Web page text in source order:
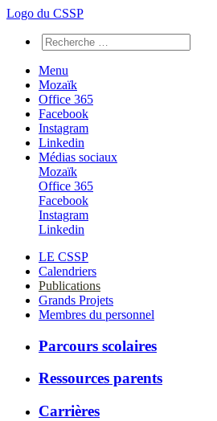
Logo du CSSP
Menu
Mozaïk
Office 365
Facebook
Instagram
Linkedin
Médias sociaux
Mozaïk
Office 365
Facebook
Instagram
Linkedin
LE CSSP
Calendriers
Publications
Grands Projets
Membres du personnel
Parcours scolaires
Ressources parents
Carrières